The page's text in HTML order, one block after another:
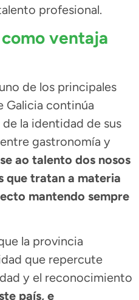
profesional.
ventaja
de los principales
Galicia continúa
la identidad de sus
gastronomía y
ao talento dos nosos
que tratan a materia
mantendo sempre
la provincia
que repercute
y el reconocimiento
país, e